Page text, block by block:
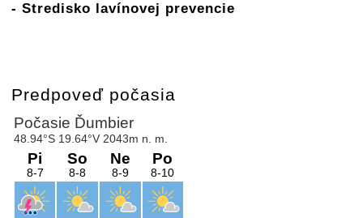
- Stredisko lavínovej prevencie
Predpoveď počasia